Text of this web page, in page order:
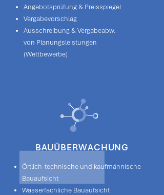
Angebotsprüfung & Preisspiegel
Vergabevorschlag
Ausschreibung & Vergabeabw.
von Planungsleistungen
(Wettbewerbe)
Örtlich-technische und kaufmännische
Bauaufsicht
Wasserfachliche Bauaufsicht
BAUÜBERWACHUNG